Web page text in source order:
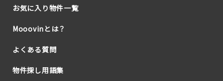
お気に入り物件一覧
Mooovinとは？
よくある質問
物件探し用語集